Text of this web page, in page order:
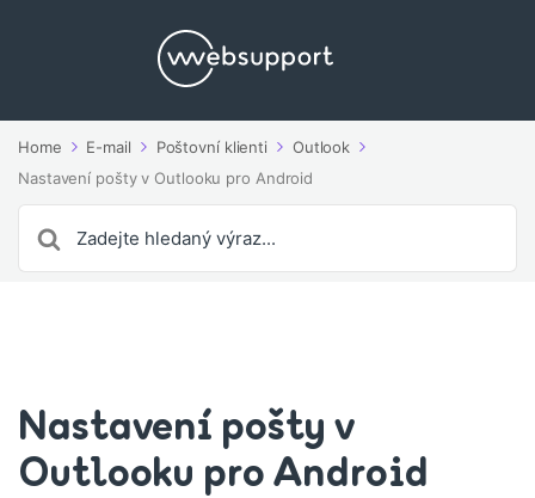
Home E-mail Poštovní klienti
Outlook
Nastavení pošty v Outlooku pro Android
For
Nastavení pošty v
Outlooku pro Android